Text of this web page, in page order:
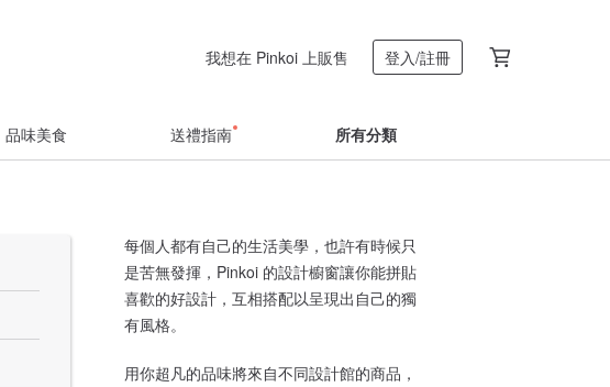
我想在 Pinkoi 上販售 登入/註冊
品味美食 送禮指南 所有分類
每個人都有自己的生活美學，也許有時候只
是苦無發揮，Pinkoi 的設計櫥窗讓你能拼貼
喜歡的好設計，互相搭配以呈現出自己的獨
有風格。
用你超凡的品味將來自不同設計館的商品，